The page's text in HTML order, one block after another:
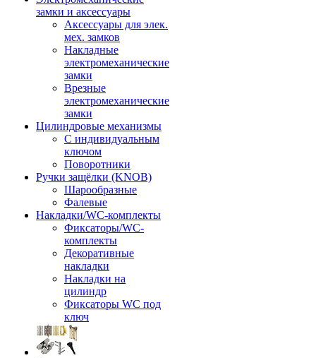
замки и аксессуары
Аксессуары для элек.
мех. замков
Накладные
электромеханические
замки
Врезные
электромеханические
замки
Цилиндровые механизмы
С индивидуальным
ключом
Поворотники
Ручки защёлки (KNOB)
Шарообразные
Фалевые
Накладки/WC-комплекты
Фиксаторы/WC-
комплекты
Декоративные
накладки
Накладки на
цилиндр
Фиксаторы WC под
ключ